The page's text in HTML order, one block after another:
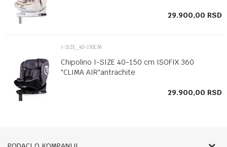
29.900,00 RSD
I-SIZE_40-150CM
Chipolino I-SIZE 40-150 cm ISOFIX 360
"CLIMA AIR"antrachite
29.900,00 RSD